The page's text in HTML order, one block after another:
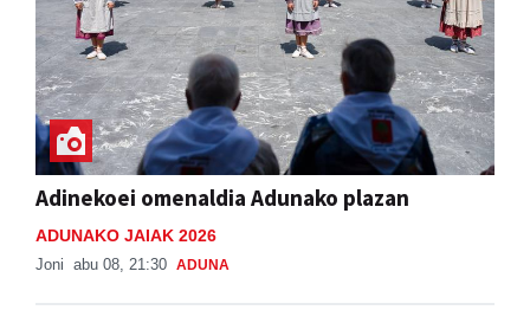
Adinekoei omenaldia Adunako plazan
ADUNAKO JAIAK 2026
Joni abu 08, 21:30 ADUNA